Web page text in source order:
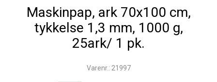
Maskinpap, ark 70x100 cm,
tykkelse 1,3 mm, 1000 g,
25ark/ 1 pk.
Varenr.: 21997